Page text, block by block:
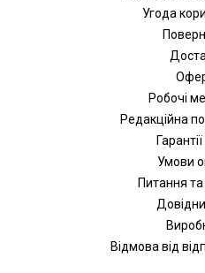
Угода
Робочі
Редакційна
Умови
Питання та
Відмова від